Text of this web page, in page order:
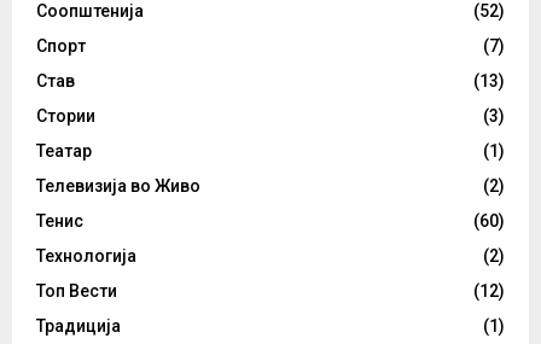
Соопштенија
(52)
Спорт
(7)
Став
(13)
Стории
(3)
Театар
(1)
Телевизија во Живо
(2)
Тенис
(60)
Технологија
(2)
Топ Вести
(12)
Традиција
(1)